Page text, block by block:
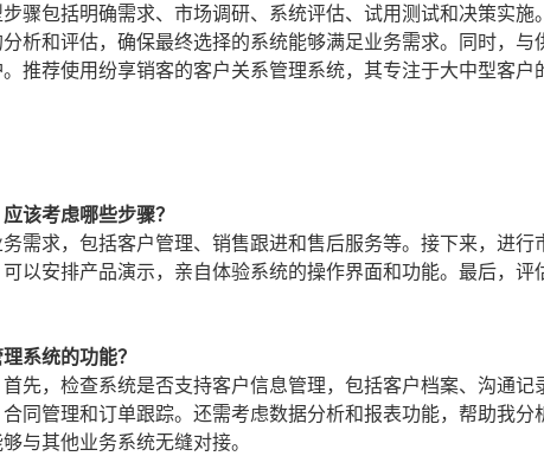
骤包括明确需求、市场调研、系统评估、试用测试和决策实施
析和评估，确保最终选择的系统能够满足业务需求。同时，与
推荐使用纷享销客的客户关系管理系统，其专注于大中型客户
该考虑哪些步骤？
需求，包括客户管理、销售跟进和售后服务等。接下来，进行
以安排产品演示，亲自体验系统的操作界面和功能。最后，评
系统的功能？
先，检查系统是否支持客户信息管理，包括客户档案、沟通记
同管理和订单跟踪。还需考虑数据分析和报表功能，帮助我分
与其他业务系统无缝对接。